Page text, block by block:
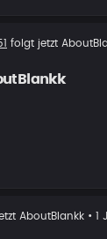
folgt jetzt
AboutBlankk • 1